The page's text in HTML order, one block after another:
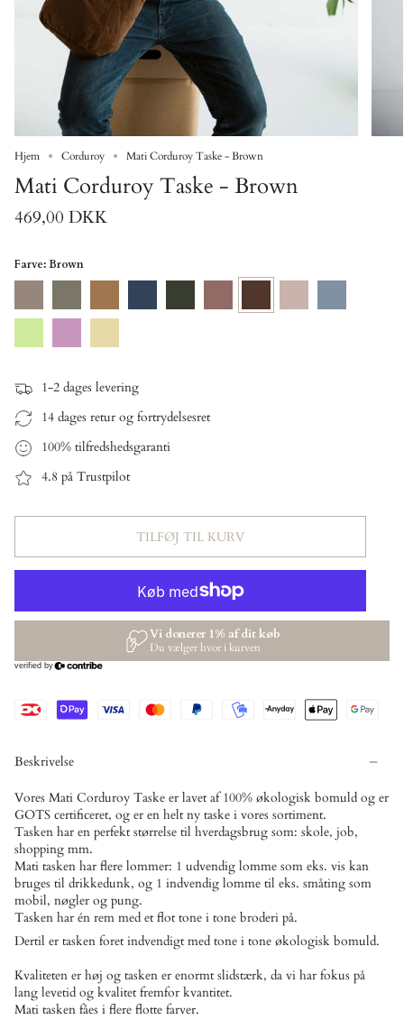
Hjem Corduroy Mati Corduroy Taske - Brown
Mati Corduroy Taske - Brown
469,00 DKK
Farve: Brown
Mocha Khaki Olive BurlwoodBrown
1-2 dages levering
14 dages retur og fortrydelsesret
100% tilfredshedsgaranti
4.8 på Trustpilot
TILFØJ TIL KURV
Beskrivelse
Vores Mati Corduroy Taske er lavet af 100% økologisk bomuld og er
GOTS certificeret, og er en helt ny taske i vores sortiment.
Tasken har en perfekt størrelse til hverdagsbrug som: skole, job,
shopping mm.
Mati tasken har flere lommer: 1 udvendig lomme som eks. vis kan
bruges til drikkedunk, og 1 indvendig lomme til eks. småting som
mobil, nøgler og pung.
Tasken har én rem med et flot tone i tone broderi på.
Dertil er tasken foret indvendigt med tone i tone økologisk bomuld.
Kvaliteten er høj og tasken er enormt slidstærk, da vi har fokus på
lang levetid og kvalitet fremfor kvantitet.
Mati tasken fåes i flere flotte farver.